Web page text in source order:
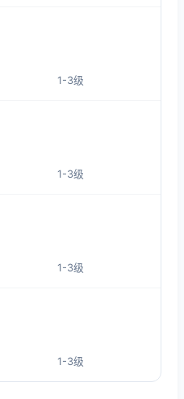
1-3级
1-3级
1-3级
1-3级